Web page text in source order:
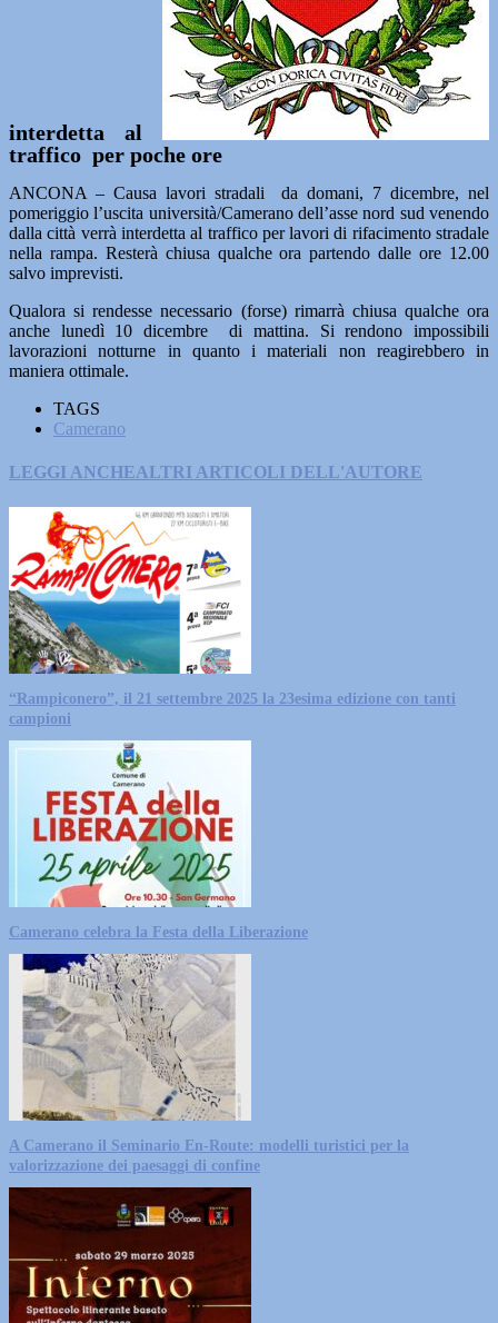
interdetta al
traffico per poche ore
ANCONA – Causa lavori stradali da domani, 7 dicembre, nel
pomeriggio l’uscita università/Camerano dell’asse nord sud venendo
dalla città verrà interdetta al traffico per lavori di rifacimento stradale
nella rampa. Resterà chiusa qualche ora partendo dalle ore 12.00
salvo imprevisti.
Qualora si rendesse necessario (forse) rimarrà chiusa qualche ora
anche lunedì 10 dicembre di mattina. Si rendono impossibili
lavorazioni notturne in quanto i materiali non reagirebbero in
maniera ottimale.
TAGS
Camerano
LEGGI ANCHEALTRI ARTICOLI DELL'AUTORE
“Rampiconero”, il 21 settembre 2025 la 23esima edizione con tanti
campioni
Camerano celebra la Festa della Liberazione
A Camerano il Seminario En-Route: modelli turistici per la
valorizzazione dei paesaggi di confine